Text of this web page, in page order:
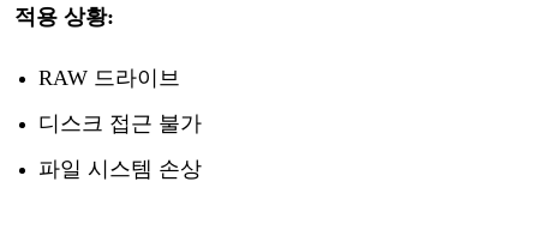
적용 상황:
RAW 드라이브
디스크 접근 불가
파일 시스템 손상